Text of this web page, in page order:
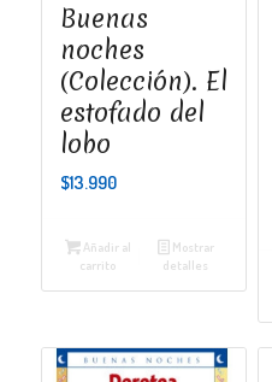
Buenas
noches
(Colección). El
estofado del
lobo
$13.990
Añadir al
carrito
Mostrar
detalles